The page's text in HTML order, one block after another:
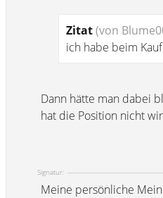
Zitat(von
ich habe beim
Dann hätte man dabei
hat die Position nicht
Signatur:
Meine persönliche